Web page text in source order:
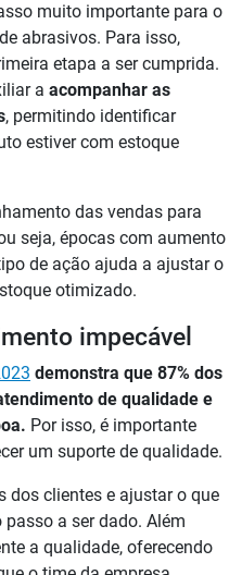
muito importante para o
abrasivos. Para isso,
etapa a ser cumprida.
a acompanhar as
, permitindo identificar
estiver com estoque
das vendas para
seja, épocas com aumento
de ação ajuda a ajustar o
otimizado.
impecável
demonstra que 87% dos
de qualidade e
Por isso, é importante
um suporte de qualidade.
dos clientes e ajustar o que
a ser dado. Além
a qualidade, oferecendo